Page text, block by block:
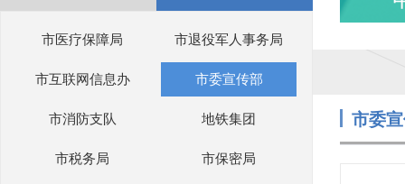
市医疗保障局 市退役军人事务局
市互联网信息办 市委宣传部
市消防支队 地铁集团
市税务局 市保密局
市委